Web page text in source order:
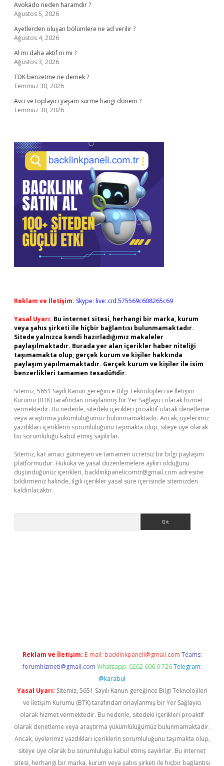
Avokado neden haramdır ?
Ağustos 5, 2026
Ayetlerden oluşan bölümlere ne ad verilir ?
Ağustos 4, 2026
Al mı daha aktif ni mi ?
Ağustos 3, 2026
TDK benzetme ne demek ?
Temmuz 30, 2026
Avcı ve toplayıcı yaşam sürme hangi dönem ?
Temmuz 30, 2026
Reklam ve İletişim: Skype: live:.cid.575569c608265c69
Yasal Uyarı: Bu internet sitesi, herhangi bir marka, kurum
veya şahıs şirketi ile hiçbir bağlantısı bulunmamaktadır.
Sitede yalnızca kendi hazırladığımız makaleler
paylaşılmaktadır. Burada yer alan içerikler haber niteliği
taşımamakta olup, gerçek kurum ve kişiler hakkında
paylaşım yapılmamaktadır. Gerçek kurum ve kişiler ile isim
benzerlikleri tamamen tesadüfidir.
Sitemiz, 5651 Sayılı Kanun gereğince Bilgi Teknolojileri ve İletişim
Kurumu (BTK) tarafından onaylanmış bir Yer Sağlayıcı olarak hizmet
vermektedir. Bu nedenle, sitedeki içerikleri proaktif olarak denetleme
veya araştırma yükümlülüğümüz bulunmamaktadır. Ancak, üyelerimiz
yazdıkları içeriklerin sorumluluğunu taşımakta olup, siteye üye olarak
bu sorumluluğu kabul etmiş sayılırlar.
Sitemiz, kar amacı gütmeyen ve tamamen ücretsiz bir bilgi paylaşım
platformudur. Hukuka ve yasal düzenlemelere aykırı olduğunu
düşündüğünüz içerikleri, backlinkpanelicomtr@gmail.com adresine
bildirmeniz halinde, ilgili içerikler yasal süre içerisinde sitemizden
kaldırılacaktır.
Reklam ve İletişim: E-mail: backlinkpaneli@gmail.com Teams:
forumhizmeti@gmail.com Whatsapp: 0262 606 0 726 Telegram:
@karabul
Yasal Uyarı: Sitemiz, 5651 Sayılı Kanun gereğince Bilgi Teknolojileri
ve İletişim Kurumu (BTK) tarafından onaylanmış bir Yer Sağlayıcı
olarak hizmet vermektedir. Bu nedenle, sitedeki içerikleri proaktif
olarak denetleme veya araştırma yükümlülüğümüz bulunmamaktadır.
Ancak, üyelerimiz yazdıkları içeriklerin sorumluluğunu taşımakta olup,
siteye üye olarak bu sorumluluğu kabul etmiş sayılırlar. Bu internet
sitesi, herhangi bir marka, kurum veya şahıs şirketi ile hiçbir bağlantısı